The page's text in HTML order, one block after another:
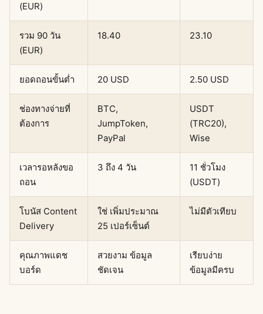
(EUR)
รวม 90 วัน
(EUR)
18.40 23.10
ยอดถอนขั้นต่ำ 20 USD 2.50 USD
ช่องทางจ่ายที่
ต้องการ
BTC,
JumpToken,
PayPal
USDT
(TRC20),
Wise
เวลารอหลังขอ
ถอน
3 ถึง 4 วัน
11 ชั่วโมง
(USDT)
โบนัส Content
Delivery
ใช่ เพิ่มประมาณ
25 เปอร์เซ็นต์
ไม่มีตัวเทียบ
คุณภาพแดช
บอร์ด
สวยงาม ข้อมูล
ชัดเจน
เรียบง่าย
ข้อมูลมีครบ